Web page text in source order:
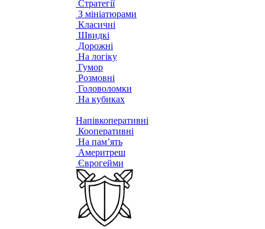
Стратегії
З мініатюрами
Класичні
Швидкі
Дорожні
На логіку
Гумор
Розмовні
Головоломки
На кубиках
Напівкоперативні
Кооперативні
На пам’ять
Америтреш
Єврогейми